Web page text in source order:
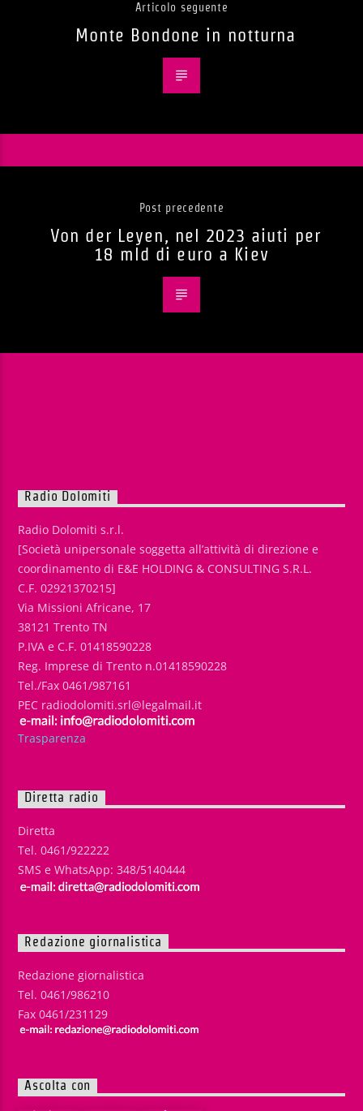
Articolo seguente
Monte Bondone in notturna
Post precedente
Von der Leyen, nel 2023 aiuti per
18 mld di euro a Kiev
Radio Dolomiti
Radio Dolomiti s.r.l.
[Società unipersonale soggetta all’attività di direzione e
coordinamento di E&E HOLDING & CONSULTING S.R.L.
C.F. 02921370215]
Via Missioni Africane, 17
38121 Trento TN
P.IVA e C.F. 01418590228
Reg. Imprese di Trento n.01418590228
Tel./Fax 0461/987161
PEC radiodolomiti.srl@legalmail.it
Trasparenza
Diretta radio
Diretta
Tel. 0461/922222
SMS e WhatsApp: 348/5140444
Redazione giornalistica
Redazione giornalistica
Tel. 0461/986210
Fax 0461/231129
Ascolta con